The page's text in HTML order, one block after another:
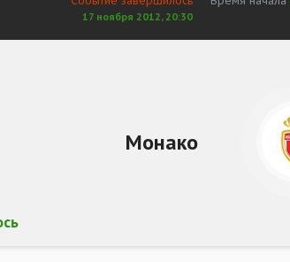
17 ноября 2012, 20:30
Монако